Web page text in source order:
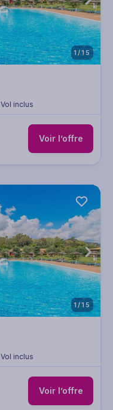
1/15
Vol inclus
Voir l’offre
1/15
Vol inclus
Voir l’offre